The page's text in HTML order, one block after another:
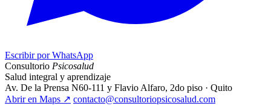
Escribir por WhatsApp
Consultorio Psicosalud
Salud integral y aprendizaje
Av. De la Prensa N60-111 y Flavio Alfaro, 2do piso · Quito
Abrir en Maps ↗ contacto@consultoriopsicosalud.com